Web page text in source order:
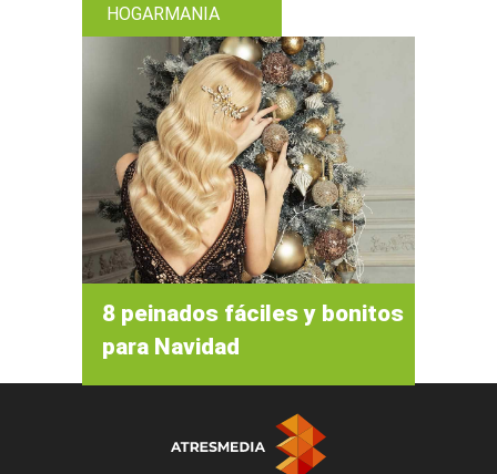
HOGARMANIA
8 peinados fáciles y bonitos
para Navidad